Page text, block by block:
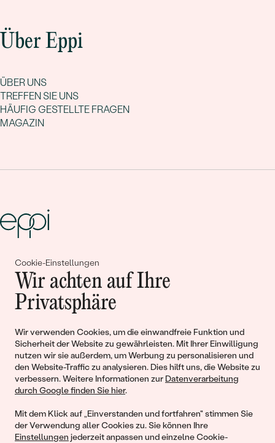
Cookie-Einstellungen
Wir achten auf Ihre
Privatsphäre
Wir verwenden Cookies, um die einwandfreie Funktion und
Sicherheit der Website zu gewährleisten. Mit Ihrer Einwilligung
nutzen wir sie außerdem, um Werbung zu personalisieren und
den Website-Traffic zu analysieren. Dies hilft uns, die Website zu
verbessern. Weitere Informationen zur Datenverarbeitung
durch Google finden Sie hier.
Mit dem Klick auf „Einverstanden und fortfahren" stimmen Sie
der Verwendung aller Cookies zu. Sie können Ihre
Einstellungen jederzeit anpassen und einzelne Cookie-
Über Eppi
ÜBER UNS
TREFFEN SIE UNS
HÄUFIG GESTELLTE FRAGEN
MAGAZIN
Gemeinsam erschaffen wir
Geschichten von Schönheit und
Liebe
Begleiten Sie uns!